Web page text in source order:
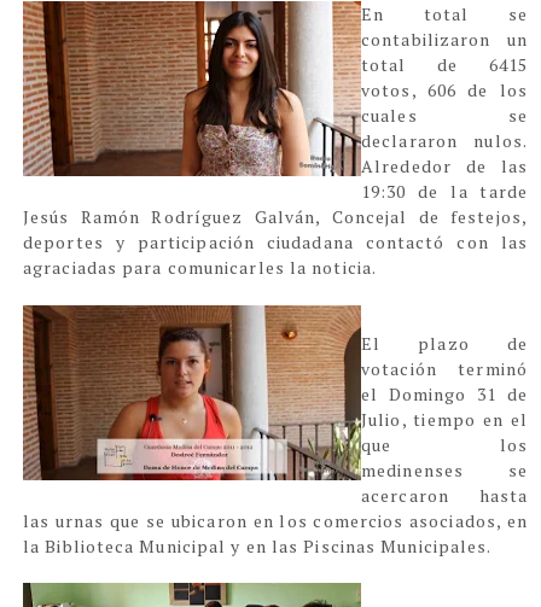
En total se
contabilizaron un
total de 6415
votos, 606 de los
cuales se
declararon nulos.
Alrededor de las
19:30 de la tarde
Jesús Ramón Rodríguez Galván, Concejal de festejos,
deportes y participación ciudadana contactó con las
agraciadas para comunicarles la noticia.
El plazo de
votación terminó
el Domingo 31 de
Julio, tiempo en el
que los
medinenses se
acercaron hasta
las urnas que se ubicaron en los comercios asociados, en
la Biblioteca Municipal y en las Piscinas Municipales.